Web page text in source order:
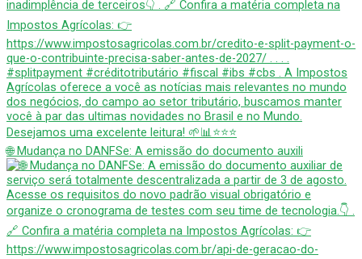
🌐 Mudança no DANFSe: A emissão do documento auxili